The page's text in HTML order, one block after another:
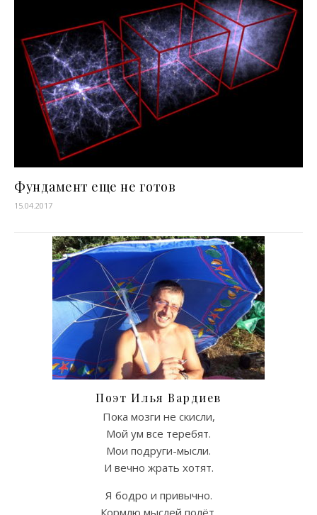
Фундамент еще не готов
15.04.2017
Поэт Илья Вардиев
Пока мозги не скисли,
Мой ум все теребят.
Мои подруги-мысли.
И вечно жрать хотят.
Я бодро и привычно.